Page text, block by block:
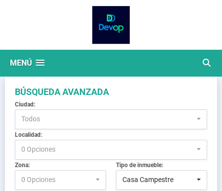
MENÚ
BÚSQUEDA AVANZADA
Ciudad:
Todos
Localidad:
0 Opciones
Zona:
0 Opciones
Tipo de inmueble:
Casa Campestre